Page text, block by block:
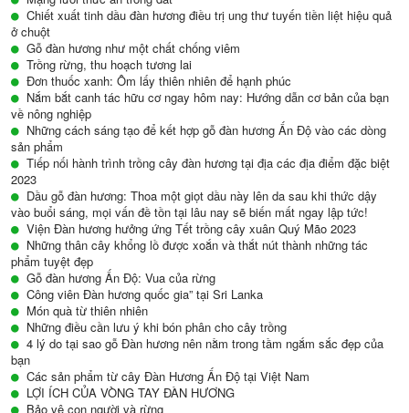
Chiết xuất tinh dầu đàn hương điều trị ung thư tuyến tiền liệt hiệu quả
ở chuột
Gỗ đàn hương như một chất chống viêm
Trồng rừng, thu hoạch tương lai
Đơn thuốc xanh: Ôm lấy thiên nhiên để hạnh phúc
Nắm bắt canh tác hữu cơ ngay hôm nay: Hướng dẫn cơ bản của bạn
về nông nghiệp
Những cách sáng tạo để kết hợp gỗ đàn hương Ấn Độ vào các dòng
sản phẩm
Tiếp nối hành trình trồng cây đàn hương tại địa các địa điểm đặc biệt
2023
Dầu gỗ đàn hương: Thoa một giọt dầu này lên da sau khi thức dậy
vào buổi sáng, mọi vấn đề tồn tại lâu nay sẽ biến mất ngay lập tức!
Viện Đàn hương hưởng ứng Tết trồng cây xuân Quý Mão 2023
Những thân cây khổng lồ được xoắn và thắt nút thành những tác
phẩm tuyệt đẹp
Gỗ đàn hương Ấn Độ: Vua của rừng
Công viên Đàn hương quốc gia” tại Sri Lanka
Món quà từ thiên nhiên
Những điều cần lưu ý khi bón phân cho cây trồng
4 lý do tại sao gỗ Đàn hương nên nằm trong tầm ngắm sắc đẹp của
bạn
Các sản phẩm từ cây Đàn Hương Ấn Độ tại Việt Nam
LỢI ÍCH CỦA VÒNG TAY ĐÀN HƯƠNG
Bảo vệ con người và rừng